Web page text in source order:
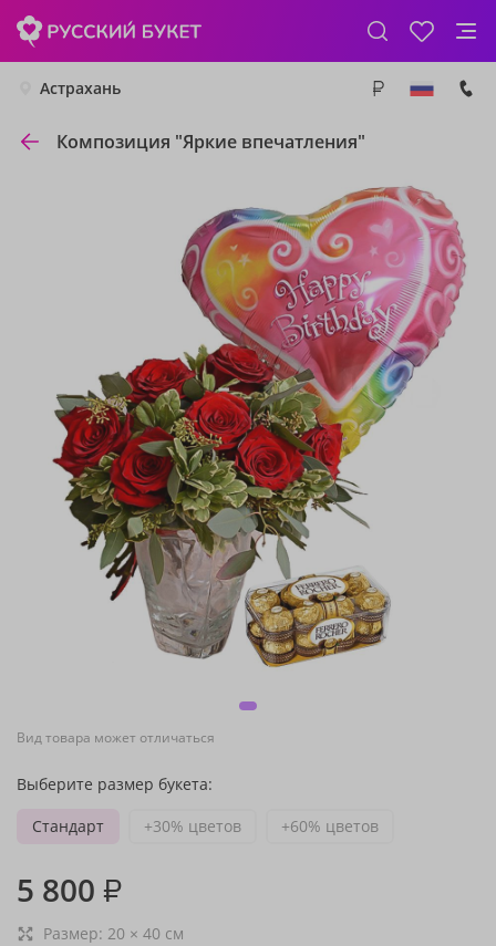
Астрахань
Композиция "Яркие впечатления"
Вид товара может отличаться
Выберите размер букета:
Стандарт
+30% цветов +60% цветов
5 800 ₽
Размер: 20 × 40 см